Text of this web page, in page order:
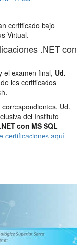
certificado bajo
Virtual.
.NET con
el examen final, Ud.
los certificados
Ud.
del Instituto
con MS SQL
certificaciones aquí.